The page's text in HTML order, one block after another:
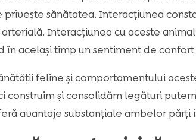
sănătatea. Interacțiunea
Interacțiunea cu aceste
același timp un sentiment de confort
feline și comportamentului
construim și consolidăm legături
avantaje substanțiale ambelor părți